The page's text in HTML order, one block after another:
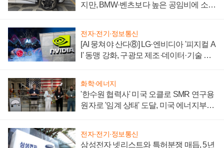
지만, BMW·벤츠보다 높은 공임비에 소비
전자·전기·정보통신
[AI 뭉쳐야 산다⑧] LG·엔비디아 '피지컬 A
I' 동맹 강화, 구광모 제조·데이터·기술 결
화학·에너지
'한수원 협력사' 미국 오클로 SMR 연구용
원자로 '임계 상태' 도달, 미국 에너지부
전자·전기·정보통신
삼성전자 넷리스트와 특허분쟁 매듭, 5년